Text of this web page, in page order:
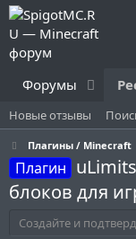
Форумы
Новые отзывы
Плагины / Minecraft
Плагин
блоков для
Создайте и